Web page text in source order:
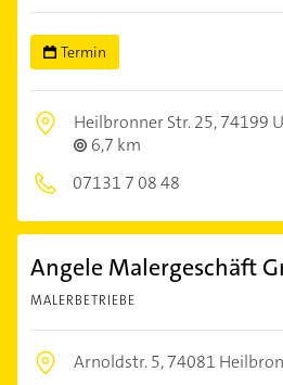
Termin
Heilbronner Str. 25,74199
6,7 km
07131 7 08 48
Angele Malergeschäft
MALERBETRIEBE
Arnoldstr. 5,74081